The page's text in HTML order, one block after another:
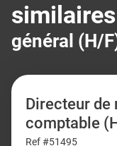
similaires
général (H/
Directeur de
comptable
Ref #51495